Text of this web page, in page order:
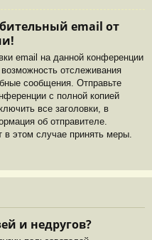
email от
email на данной конференции
отслеживания
сообщения. Отправьте
с полной копией
все заголовки, в
об отправителе.
этом случае принять меры.
и недругов?